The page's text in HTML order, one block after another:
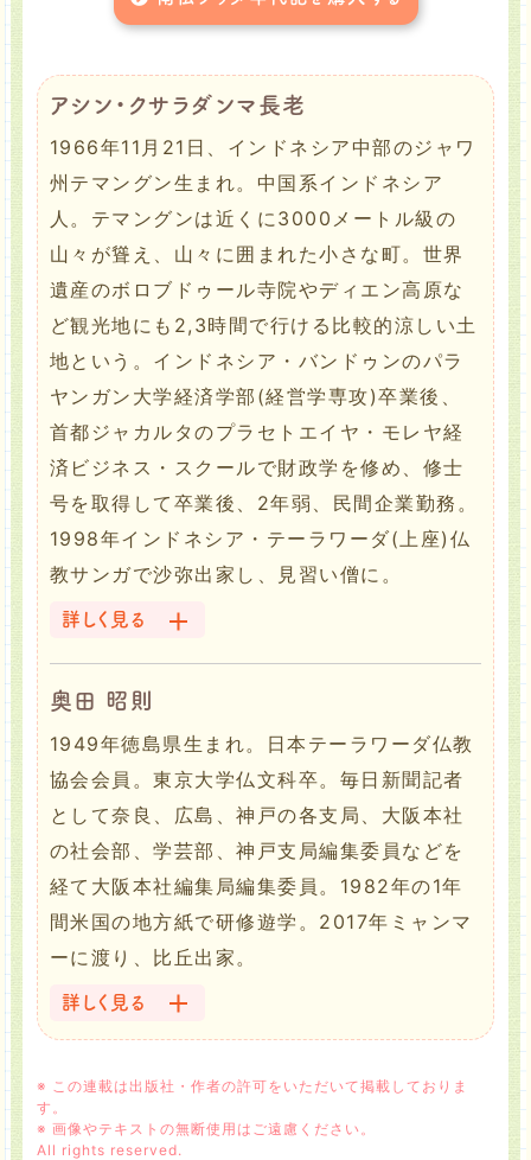
アシン・クサラダンマ長老
1966年11月21日、インドネシア中部のジャワ
州テマングン生まれ。中国系インドネシア
人。テマングンは近くに3000メートル級の
山々が聳え、山々に囲まれた小さな町。世界
遺産のボロブドゥール寺院やディエン高原な
ど観光地にも2,3時間で行ける比較的涼しい土
地という。インドネシア・バンドゥンのパラ
ヤンガン大学経済学部(経営学専攻)卒業後、
首都ジャカルタのプラセトエイヤ・モレヤ経
済ビジネス・スクールで財政学を修め、修士
号を取得して卒業後、2年弱、民間企業勤務。
1998年インドネシア・テーラワーダ(上座)仏
教サンガで沙弥出家し、見習い僧に。
詳しく見る
奥田 昭則
1949年徳島県生まれ。日本テーラワーダ仏教
協会会員。東京大学仏文科卒。毎日新聞記者
として奈良、広島、神戸の各支局、大阪本社
の社会部、学芸部、神戸支局編集委員などを
経て大阪本社編集局編集委員。1982年の1年
間米国の地方紙で研修遊学。2017年ミャンマ
ーに渡り、比丘出家。
詳しく見る
※ この連載は出版社・作者の許可をいただいて掲載しておりま
す。
※ 画像やテキストの無断使用はご遠慮ください。
All rights reserved.